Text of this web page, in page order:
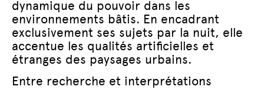
dynamique du pouvoir dans les
environnements bâtis. En encadrant
exclusivement ses sujets par la nuit, elle
accentue les qualités artificielles et
étranges des paysages urbains.
Entre recherche et interprétations